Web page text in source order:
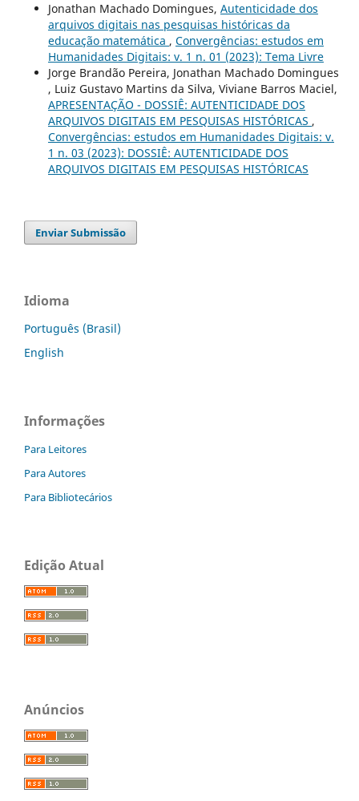
Jonathan Machado Domingues, Autenticidade dos
arquivos digitais nas pesquisas históricas da
educação matemática , Convergências: estudos em
Humanidades Digitais: v. 1 n. 01 (2023): Tema Livre
Jorge Brandão Pereira, Jonathan Machado Domingues
, Luiz Gustavo Martins da Silva, Viviane Barros Maciel,
APRESENTAÇÃO - DOSSIÊ: AUTENTICIDADE DOS
ARQUIVOS DIGITAIS EM PESQUISAS HISTÓRICAS ,
Convergências: estudos em Humanidades Digitais: v.
1 n. 03 (2023): DOSSIÊ: AUTENTICIDADE DOS
ARQUIVOS DIGITAIS EM PESQUISAS HISTÓRICAS
Enviar Submissão
Idioma
Português (Brasil)
English
Informações
Para Leitores
Para Autores
Para Bibliotecários
Edição Atual
Anúncios